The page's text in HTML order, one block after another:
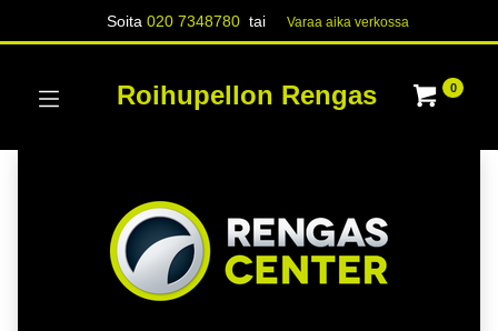
Soita020 7348780 tai Varaa aika verk​​​​ossa
Roihupellon Rengas 0